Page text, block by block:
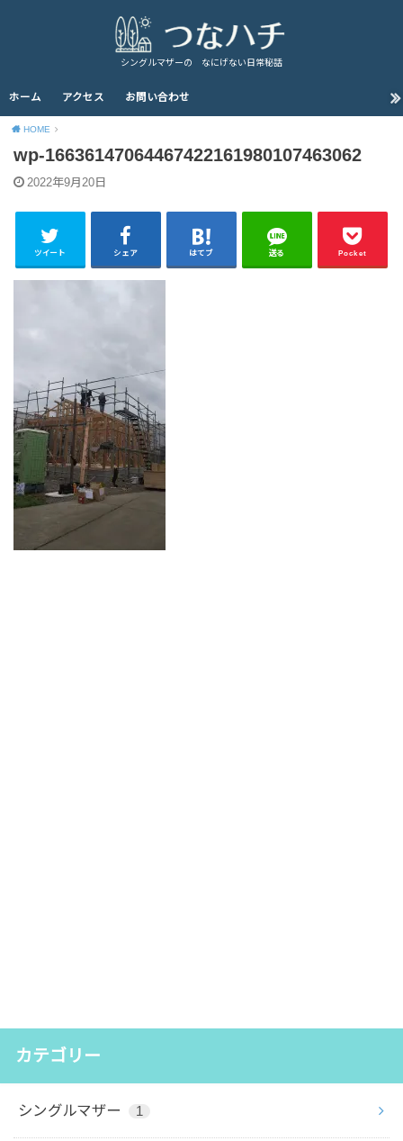
シングルマザーの なにげない日常秘話
ホーム アクセス お問い合わせ
HOME
wp-16636147064467422161980107463062
2022年9月20日
ツイート シェア はてブ 送る Pocket
カテゴリー
シングルマザー 1